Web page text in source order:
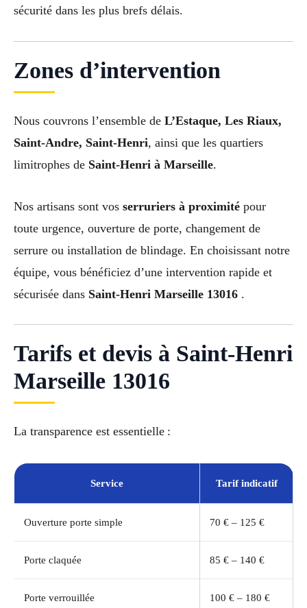
sécurité dans les plus brefs délais.
Zones d’intervention
Nous couvrons l’ensemble de L’Estaque, Les Riaux,
Saint-Andre, Saint-Henri, ainsi que les quartiers
limitrophes de Saint-Henri à Marseille.
Nos artisans sont vos serruriers à proximité pour
toute urgence, ouverture de porte, changement de
serrure ou installation de blindage. En choisissant notre
équipe, vous bénéficiez d’une intervention rapide et
sécurisée dans Saint-Henri Marseille 13016 .
Tarifs et devis à Saint-Henri
Marseille 13016
La transparence est essentielle :
Service Tarif indicatif
Ouverture porte simple 70 € – 125 €
Porte claquée 85 € – 140 €
Porte verrouillée 100 € – 180 €